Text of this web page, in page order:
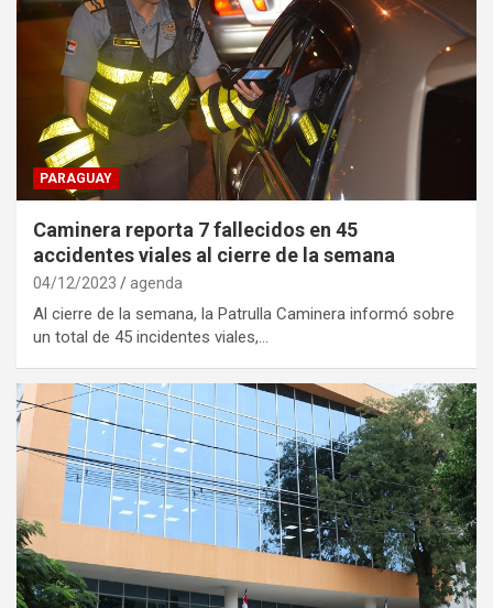
PARAGUAY
Caminera reporta 7 fallecidos en 45
accidentes viales al cierre de la semana
04/12/2023 agenda
Al cierre de la semana, la Patrulla Caminera informó sobre
un total de 45 incidentes viales,…